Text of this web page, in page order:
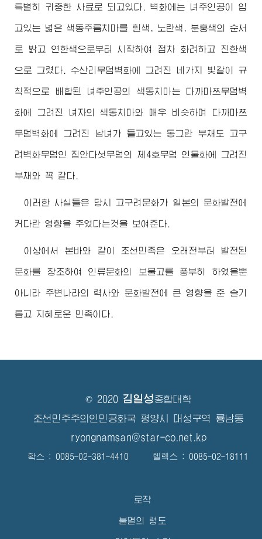
특별히 귀중한 사료로 되고있다. 벽화에는 녀주인공이 입
고있는 넓은 색동주름치마를 흰색, 노란색, 분홍색의 순서
로 밝고 연한색으로부터 시작하여 점차 화려하고 진한색
으로 그렸다. 수산리무덤벽화에 그려진 네가지 빛갈이 규
칙적으로 배합된 녀주인공의 색동치마는 다까마쯔무덤벽
화에 그려진 녀자의 색동치마와 매우 비슷하며 다까마쯔
무덤벽화에 그려진 남녀가 들고있는 동그란 부채도 고구
려벽화무덤인 집안다섯무덤의 제4호무덤 인물화에 그려진
부채와 꼭 같다.
이러한 사실들은 당시 고구려문화가 일본의 문화발전에
커다란 영향을 주었다는것을 보여준다.
이상에서 본바와 같이 조선민족은 오래전부터 발전된
문화를 창조하여 인류문화의 보물고를 풍부히 하였을뿐
아니라 주변나라의 력사와 문화발전에 큰 영향을 준 슬기
롭고 지혜로운 민족이다.
© 2020 김일성종합대학
조선민주주의인민공화국 평양시 대성구역 룡남동
ryongnamsan@star-co.net.kp
확스 : 0085-02-381-4410 텔렉스 : 0085-02-18111
로작
불멸의 령도